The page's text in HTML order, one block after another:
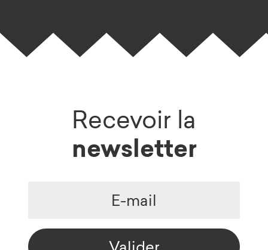
Recevoir la
newsletter